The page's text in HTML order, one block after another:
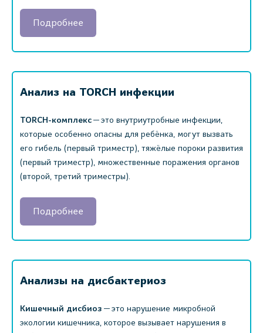
Подробнее
Анализ на TORCH инфекции
TORCH-комплекс— это внутриутробные инфекции,
которые особенно опасны для ребёнка, могут вызвать
его гибель (первый триместр), тяжёлые пороки развития
(первый триместр), множественные поражения органов
(второй, третий триместры).
Подробнее
Анализы на дисбактериоз
Кишечный дисбиоз — это нарушение микробной
экологии кишечника, которое вызывает нарушения в